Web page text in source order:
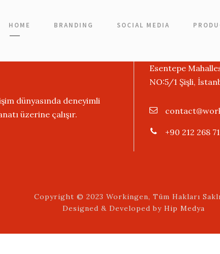
HOME BRANDING SOCIAL MEDIA
dünyasında deneyimli
üzerine çalışır.
Esentepe
NO:5/1 Şişli,
+90 212 268
Copyright © 2023 Workingen, Tüm Hakları
Designed & Developed by Hip Medya